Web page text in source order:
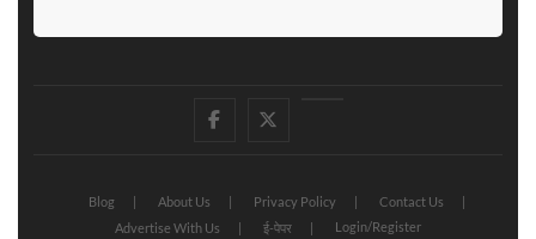
facebook
Blog About Us Privacy Policy
Contact Us
Advertise With Us
ई-पेपर Login/Register